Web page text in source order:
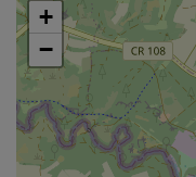
+
−
+
−